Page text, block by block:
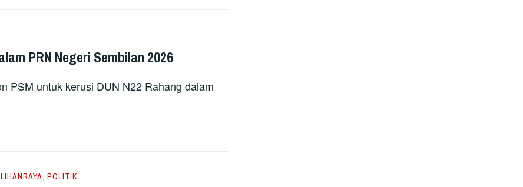
PRN Negeri Sembilan 2026
PSM untuk kerusi DUN N22 Rahang dalam
, POLITIK